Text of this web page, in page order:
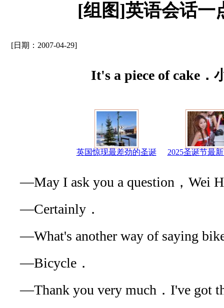
[组图]英语会话一
[日期：2007-04-29]
It's a piece of cake．
英国惊现最差劲的圣诞 2025圣诞节最
—May I ask you a question，Wei
—Certainly．
—What's another way of saying
—Bicycle．
—Thank you very much．I've got